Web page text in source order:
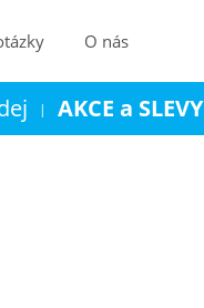
O nás
| AKCE a SLEVY